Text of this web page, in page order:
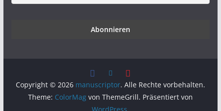
Copyright © 2026 manuscriptor. Alle Rechte vorbehalten.
Theme: ColorMagvon ThemeGrill. Präsentiert von